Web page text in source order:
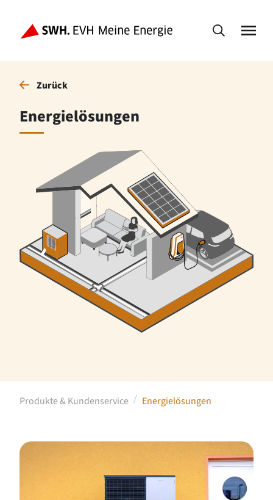
Zurück
Energielösungen
Produkte & Kundenservice Energielösungen